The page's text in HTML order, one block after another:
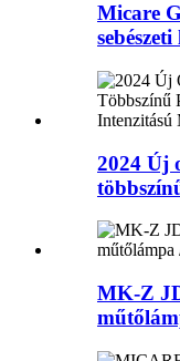
Micare
2024 Új
MK-Z